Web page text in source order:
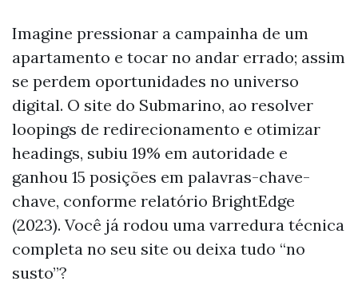
Imagine pressionar a campainha de um
apartamento e tocar no andar errado; assim
se perdem oportunidades no universo
digital. O site do Submarino, ao resolver
loopings de redirecionamento e otimizar
headings, subiu 19% em autoridade e
ganhou 15 posições em palavras-chave-
chave, conforme relatório BrightEdge
(2023). Você já rodou uma varredura técnica
completa no seu site ou deixa tudo “no
susto”?